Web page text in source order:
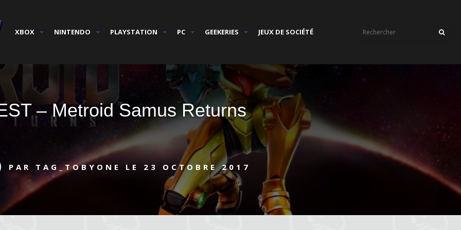
XBOX NINTENDO PLAYSTATION PC GEEKERIES JEUX DE SOCIÉTÉ
– Metroid Samus Returns
PAR TAG_TOBYONE LE 23 OCTOBRE 2017